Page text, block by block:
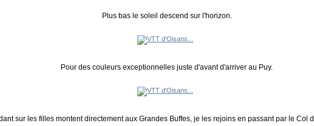
Plus bas le soleil descend sur l'horizon.
Pour des couleurs exceptionnelles juste d'avant d'arriver au Puy.
sur les filles montent directement aux Grandes Buffes, je les rejoins en passant par le Col